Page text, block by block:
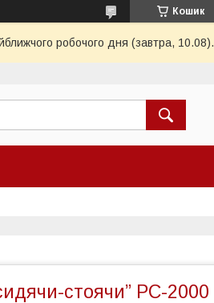
Кошик
робочого дня (завтра, 10.08).
стоячи” РС-2000